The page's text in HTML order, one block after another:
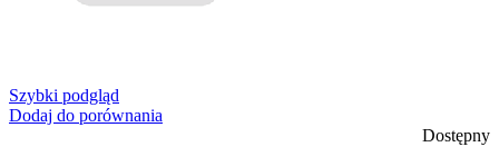
Szybki podgląd
Dodaj do porównania
Dostępny